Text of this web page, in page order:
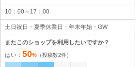
10：00～17：00
土日祝日・夏季休業日・年末年始・GW
またこのショップを利用したいですか？
はい： 50% （投稿数2件）